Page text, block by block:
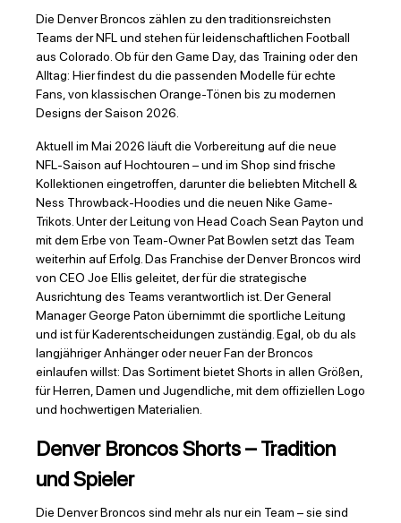
Die Denver Broncos zählen zu den traditionsreichsten
Teams der NFL und stehen für leidenschaftlichen Football
aus Colorado. Ob für den Game Day, das Training oder den
Alltag: Hier findest du die passenden Modelle für echte
Fans, von klassischen Orange-Tönen bis zu modernen
Designs der Saison 2026.
Aktuell im Mai 2026 läuft die Vorbereitung auf die neue
NFL-Saison auf Hochtouren – und im Shop sind frische
Kollektionen eingetroffen, darunter die beliebten Mitchell &
Ness Throwback-Hoodies und die neuen Nike Game-
Trikots. Unter der Leitung von Head Coach Sean Payton und
mit dem Erbe von Team-Owner Pat Bowlen setzt das Team
weiterhin auf Erfolg. Das Franchise der Denver Broncos wird
von CEO Joe Ellis geleitet, der für die strategische
Ausrichtung des Teams verantwortlich ist. Der General
Manager George Paton übernimmt die sportliche Leitung
und ist für Kaderentscheidungen zuständig. Egal, ob du als
langjähriger Anhänger oder neuer Fan der Broncos
einlaufen willst: Das Sortiment bietet Shorts in allen Größen,
für Herren, Damen und Jugendliche, mit dem offiziellen Logo
und hochwertigen Materialien.
Denver Broncos Shorts – Tradition
und Spieler
Die Denver Broncos sind mehr als nur ein Team – sie sind